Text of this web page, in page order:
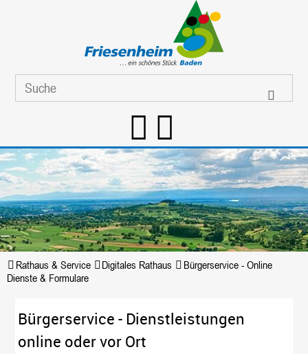
Rathaus & Service Digitales Rathaus
Bürgerservice - Online
Dienste & Formulare
Bürgerservice - Dienstleistungen
online oder vor Ort